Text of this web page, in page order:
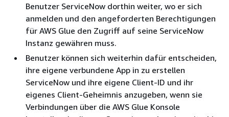
Benutzer ServiceNow dorthin weiter, wo er sich
anmelden und den angeforderten Berechtigungen
für AWS Glue den Zugriff auf seine ServiceNow
Instanz gewähren muss.
Benutzer können sich weiterhin dafür entscheiden,
ihre eigene verbundene App in zu erstellen
ServiceNow und ihre eigene Client-ID und ihr
eigenes Client-Geheimnis anzugeben, wenn sie
Verbindungen über die AWS Glue Konsole